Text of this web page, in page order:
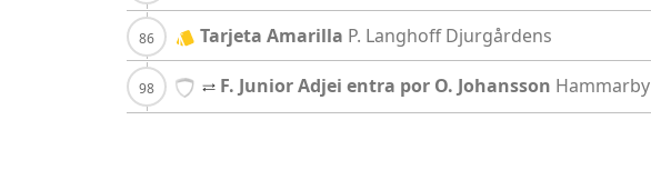
Tarjeta Amarilla P. Langhoff Djurgårdens
F. Junior Adjei entra por O. Johansson Hammarby